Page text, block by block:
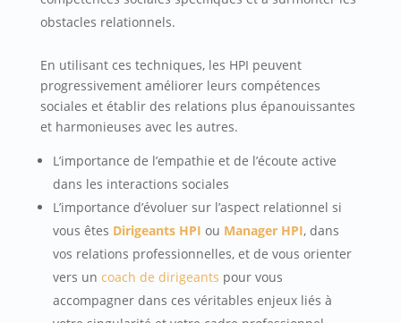
obstacles relationnels.
En utilisant ces techniques, les HPI peuvent
progressivement améliorer leurs compétences
sociales et établir des relations plus épanouissantes
et harmonieuses avec les autres.
L’importance de l’empathie et de l’écoute active
dans les interactions sociales
L’importance d’évoluer sur l’aspect relationnel si
vous êtes Dirigeants HPI ou Manager HPI, dans
vos relations professionnelles, et de vous orienter
vers un coach de dirigeants pour vous
accompagner dans ces véritables enjeux liés à